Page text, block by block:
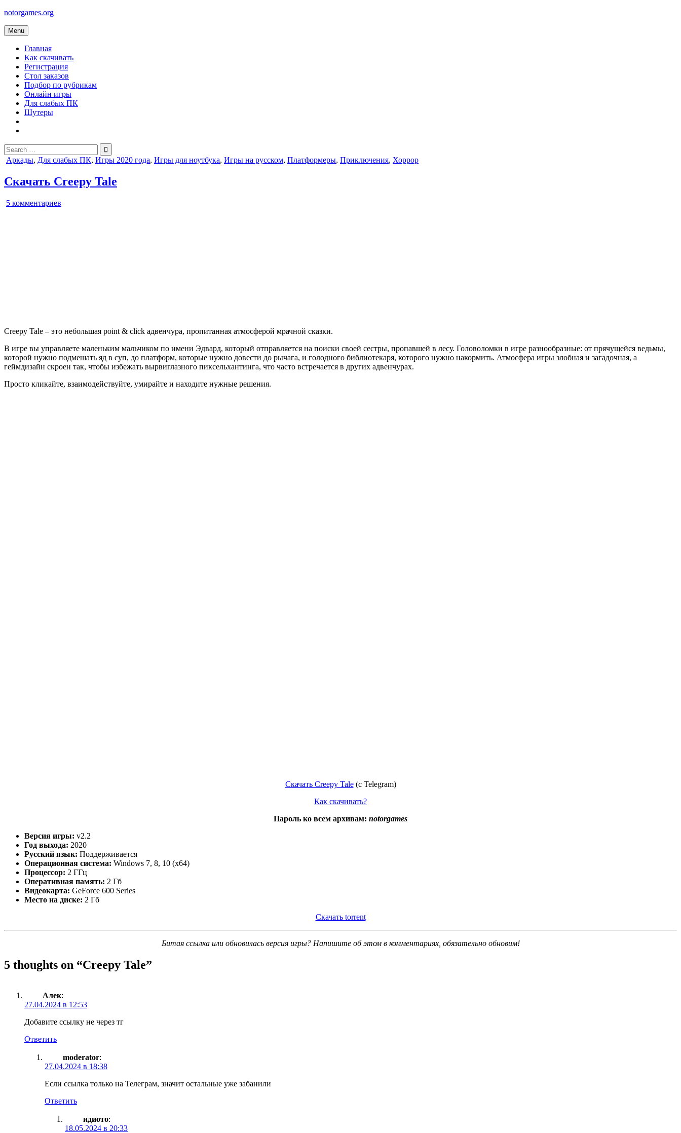
Skip
content
notorgames.org
Menu
Главная
Как скачивать
Регистрация
Стол заказов
Подбор по рубрикам
Онлайн игры
Для слабых ПК
Шутеры
Search
for:
Posted
Аркады, Для слабых ПК, Игры 2020 года, Игры для ноутбука, Игры на русском, Платформеры, Приключения, Хоррор
Скачать Creepy Tale
5 комментариев
Creepy Tale – это небольшая point & click адвенчура, пропитанная атмосферой мрачной сказки.
В игре вы управляете маленьким мальчиком по имени Эдвард, который отправляется на поиски своей сестры, пропавшей в лесу. Головоломки в игре разнообразные: от прячущейся ведьмы,
которой нужно подмешать яд в суп, до платформ, которые нужно довести до рычага, и голодного библиотекаря, которого нужно накормить. Атмосфера игры злобная и загадочная, а
геймдизайн скроен так, чтобы избежать вырвиглазного пиксельхантинга, что часто встречается в других адвенчурах.
Просто кликайте, взаимодействуйте, умирайте и находите нужные решения.
Скачать Creepy Tale(c Telegram)
Как скачивать?
Пароль ко всем архивам: notorgames
Версия игры: v2.2
Год выхода: 2020
Русский язык: Поддерживается
Операционная система: Windows 7, 8, 10 (x64)
Процессор: 2 ГГц
Оперативная память: 2 Гб
Видеокарта: GeForce 600 Series
Место на диске: 2 Гб
Скачать torrent
Битая ссылка или обновилась версия игры? Напишите об этом в комментариях, обязательно обновим!
5 thoughts on “Creepy Tale”
Алек:
27.04.2024 в 12:53
Добавите ссылку не через тг
Ответить
moderator:
27.04.2024 в 18:38
Если ссылка только на Телеграм, значит остальные уже забанили
Ответить
идиото:
18.05.2024 в 20:33